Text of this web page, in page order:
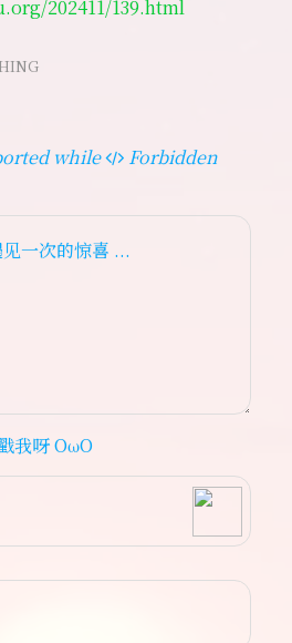
202411/139.html
while Forbidden
一次的惊喜 ...
我呀 OωO
Tieba